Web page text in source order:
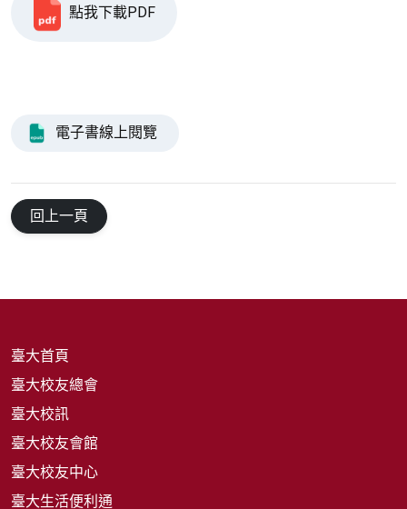
點我下載PDF
電子書線上閱覽
回上一頁
臺大首頁
臺大校友總會
臺大校訊
臺大校友會館
臺大校友中心
臺大生活便利通